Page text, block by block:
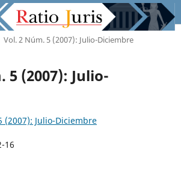
Vol. 2 Núm. 5 (2007): Julio-Diciembre
5 (2007): Julio-
16